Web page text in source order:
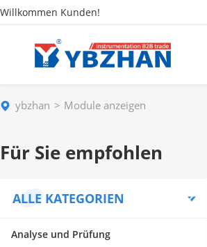
Willkommen Kunden!
ybzhan Module anzeigen
Für Sie empfohlen
ALLE KATEGORIEN
Analyse und Prüfung